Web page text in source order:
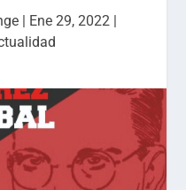
| Ene 29, 2022 |